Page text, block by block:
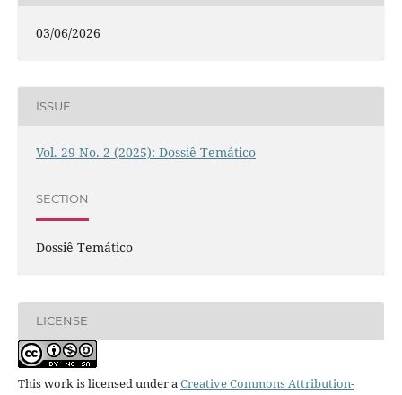
03/06/2026
ISSUE
Vol. 29 No. 2 (2025): Dossiê Temático
SECTION
Dossiê Temático
LICENSE
This work is licensed under aCreative Commons Attribution-